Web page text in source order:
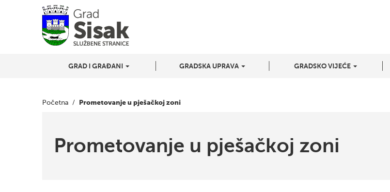
GRAD I GRAĐANI GRADSKA UPRAVA GRADSKO VIJEĆE
Početna / Prometovanje u pješačkoj zoni
Prometovanje u pješačkoj zoni